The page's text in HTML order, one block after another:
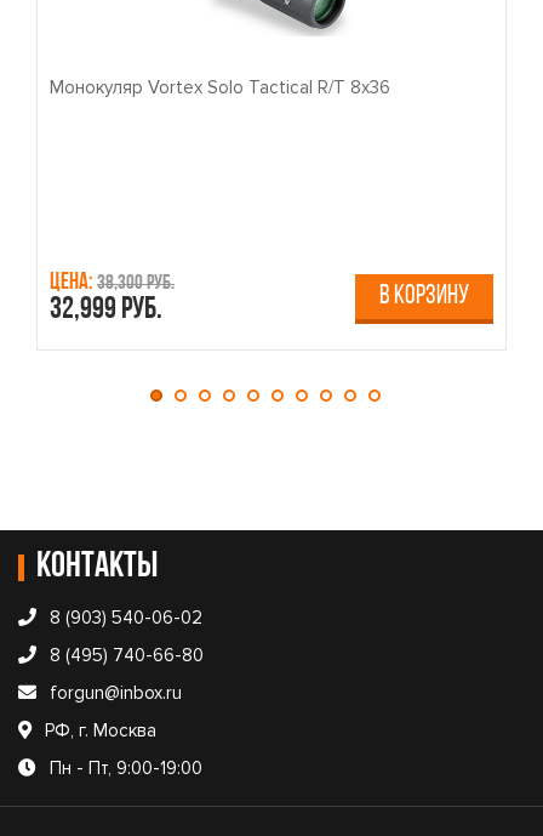
Монокуляр Vortex Solo Tactical R/T 8x36
Цена: 38,300 руб.
32,999 руб. В КОРЗИНУ
Контакты
8 (903) 540-06-02
8 (495) 740-66-80
forgun@inbox.ru
РФ, г. Москва
Пн - Пт, 9:00-19:00